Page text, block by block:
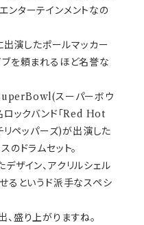
ンターテインメントなの
演したポールマッカー
ブを頼まれるほど名誉な
スーパーボウ
ロックバンド「Red Hot
ペッパーズ)が出演した
のドラムセット。
ザイン、アクリルシェル
るというド派手なスペシ
盛り上がりますね。